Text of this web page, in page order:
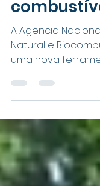
qualidade
A Agência
uma nova
mudar a relação
com os postos de
do aplicativo "ANP
disponível
para dar mais
pontos de